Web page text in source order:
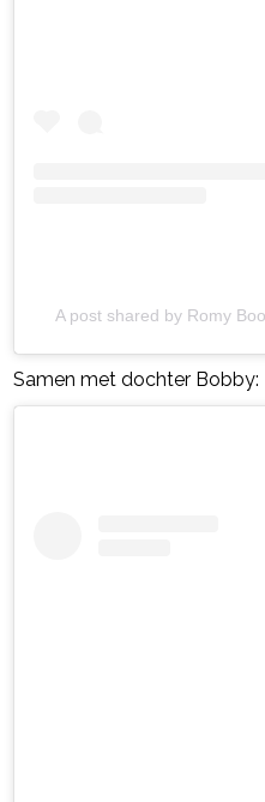
A post shared by Romy
Samen met dochter Bobby: